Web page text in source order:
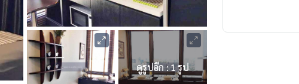
ดูรูปอีก : 1 รูป